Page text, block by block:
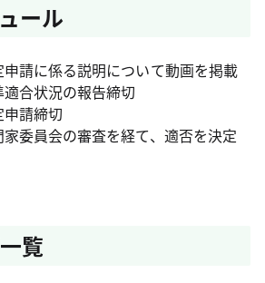
ール
係る説明について動画を掲載
合状況の報告締切
請締切
員会の審査を経て、適否を決定
覧